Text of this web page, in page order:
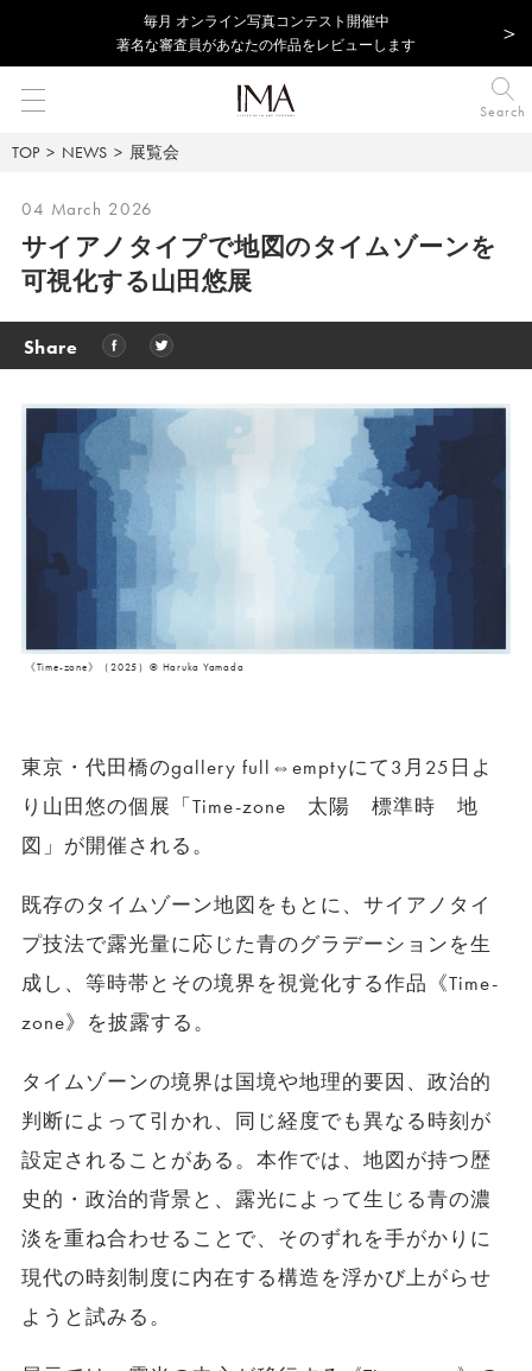
毎⽉ オンライン写真コンテスト開催中
著名な審査員があなたの作品をレビューします
Search
TOP NEWS 展覧会
04 March 2026
サイアノタイプで地図のタイムゾーンを
可視化する山田悠展
Share
《Time-zone》（2025）© Haruka Yamada
東京・代田橋のgallery full⇔emptyにて3月25日よ
り山田悠の個展「Time-zone 太陽 標準時 地
図」が開催される。
既存のタイムゾーン地図をもとに、サイアノタイ
プ技法で露光量に応じた青のグラデーションを生
成し、等時帯とその境界を視覚化する作品《Time-
zone》を披露する。
タイムゾーンの境界は国境や地理的要因、政治的
判断によって引かれ、同じ経度でも異なる時刻が
設定されることがある。本作では、地図が持つ歴
史的・政治的背景と、露光によって生じる青の濃
淡を重ね合わせることで、そのずれを手がかりに
現代の時刻制度に内在する構造を浮かび上がらせ
ようと試みる。